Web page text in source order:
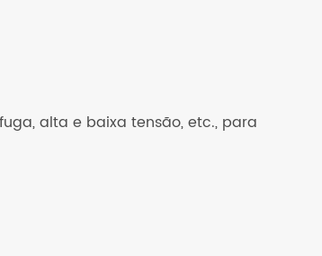
alta e baixa tensão, etc., para